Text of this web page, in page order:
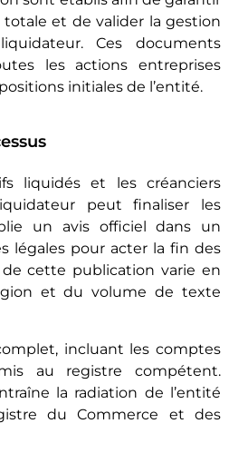
totale et de valider la gestion
Ces documents
les actions entreprises
initiales de l’entité.
liquidés et les créanciers
peut finaliser les
un avis officiel dans un
légales pour acter la fin des
cette publication varie en
et du volume de texte
incluant les comptes
au registre compétent.
la radiation de l’entité
du Commerce et des